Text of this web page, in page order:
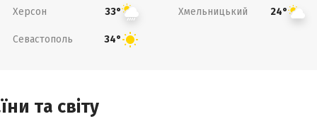
Херсон 33° Хмельницький 24°
Севастополь 34°
та світу